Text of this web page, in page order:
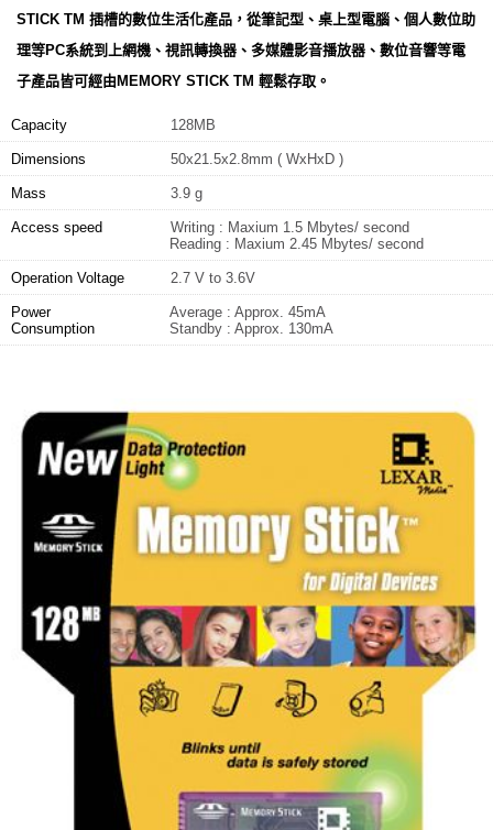
STICK TM 插槽的數位生活化產品，從筆記型、桌上型電腦、個人數位助
理等PC系統到上網機、視訊轉換器、多媒體影音播放器、數位音響等電
子產品皆可經由MEMORY STICK TM 輕鬆存取。
Capacity 128MB
Dimensions 50x21.5x2.8mm ( WxHxD )
Mass 3.9 g
Access speed
Writing : Maxium 1.5 Mbytes/ second
Reading : Maxium 2.45 Mbytes/ second
Operation Voltage 2.7 V to 3.6V
Power
Consumption
Average : Approx. 45mA
Standby : Approx. 130mA